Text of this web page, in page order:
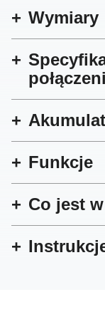
Wymiary
Funkcje
Co jest